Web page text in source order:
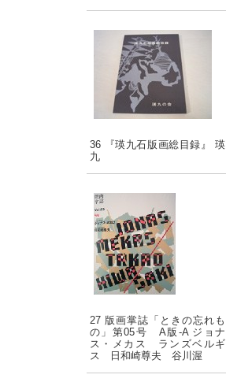
36 『瑛九石版画総目録』 瑛
九
27 版画掌誌「ときの忘れも
の」第05号 A版-A ジョナ
ス・メカス ランズベルギ
ス 日和崎尊夫 谷川渥